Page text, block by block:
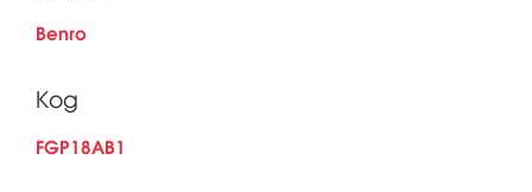
Benro
Код
FGP18AB1